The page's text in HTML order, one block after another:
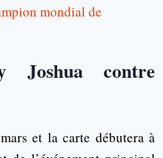
mondial de
Joshua contre
et la carte débutera à